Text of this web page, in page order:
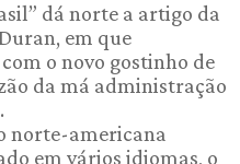
dá norte a artigo da
em que
o novo gostinho de
da má administração
norte-americana
em vários idiomas, o